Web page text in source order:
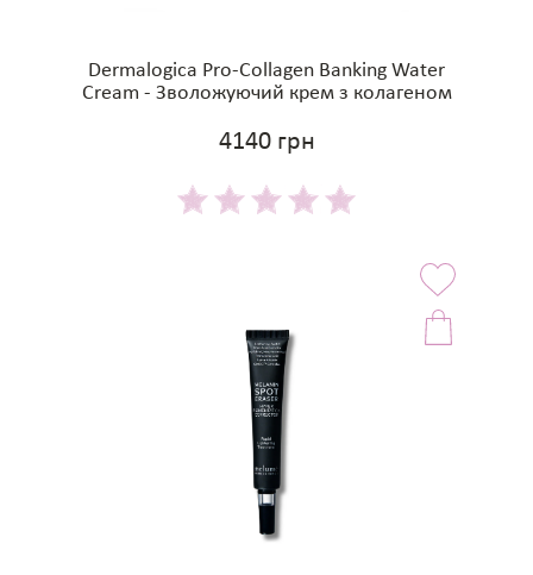
Dermalogica Pro-Collagen Banking Water
Cream - Зволожуючий крем з колагеном
4140 грн